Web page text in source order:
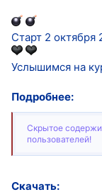
Старт 2 октября
Услышимся на
Подробнее:
Скрытое
пользователей!
Скачать: